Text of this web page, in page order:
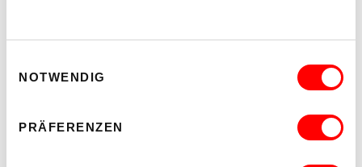
NOTWENDIG
PRÄFERENZEN